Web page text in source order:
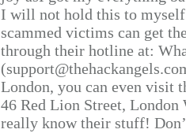
I will not hold this to
scammed victims can get
through their hotline at:
London, you can even visit
46 Red Lion Street, London
really know their stuff!